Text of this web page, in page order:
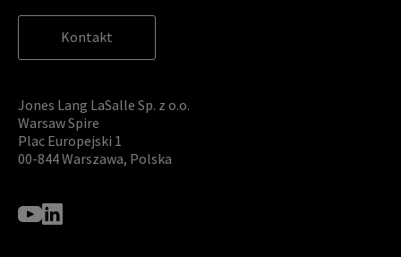
Kontakt
Jones Lang LaSalle Sp. z o.o.
Warsaw Spire
Plac Europejski 1
00-844 Warszawa, Polska